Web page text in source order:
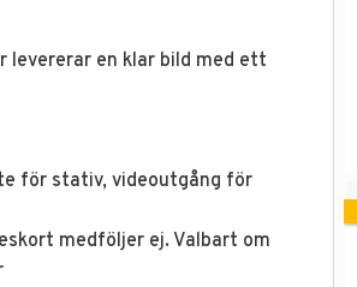
levererar en klar bild med ett
för stativ, videoutgång för
medföljer ej. Valbart om